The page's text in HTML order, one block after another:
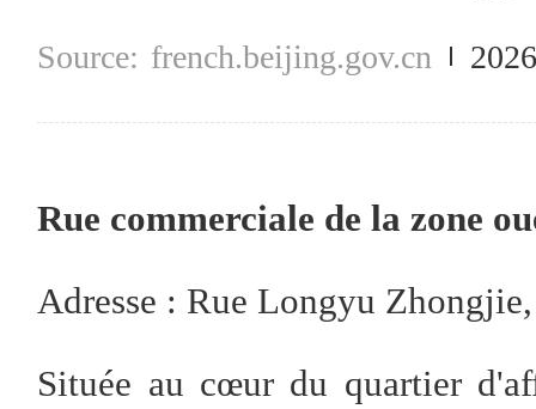
french.beijing.gov.cn
Rue commerciale de la zone
Adresse : Rue Longyu
Située au cœur du quartier